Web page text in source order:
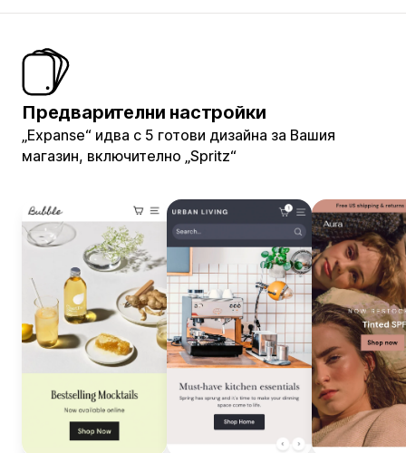
Предварителни настройки
„Expanse“ идва с 5 готови дизайна за Вашия
магазин, включително „Spritz“